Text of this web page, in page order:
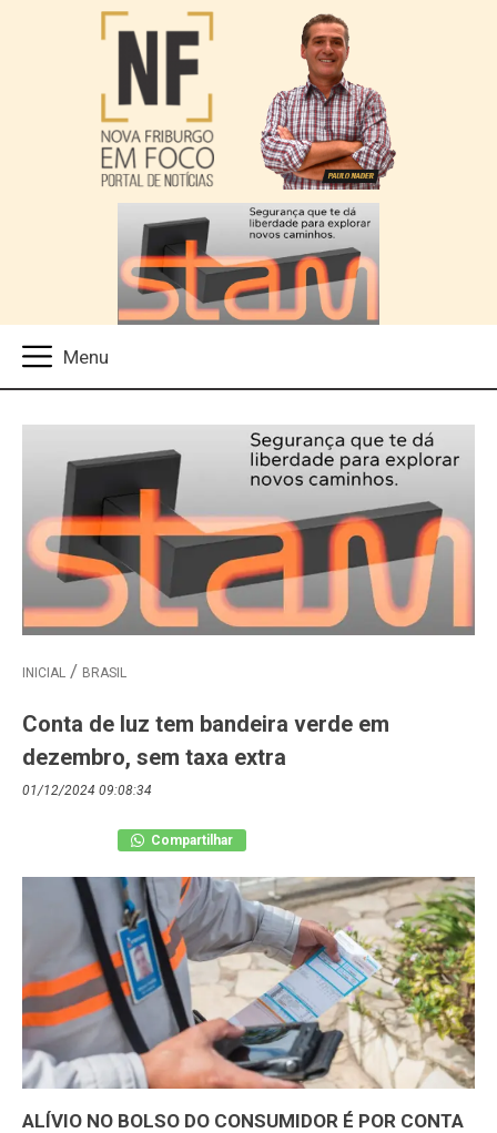
INICIAL BRASIL
Conta de luz tem bandeira verde em
dezembro, sem taxa extra
01/12/2024 09:08:34
Compartilhar
ALÍVIO NO BOLSO DO CONSUMIDOR É POR CONTA